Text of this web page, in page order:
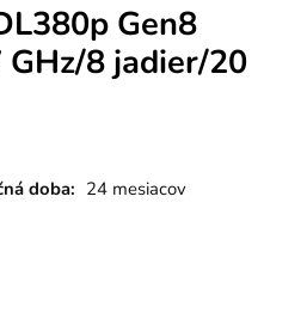
Gen8
8 jadier/20
doba: 24 mesiacov